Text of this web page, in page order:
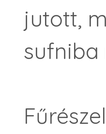
jutott,
sufniba